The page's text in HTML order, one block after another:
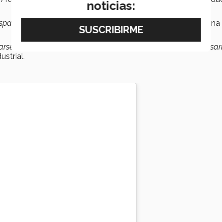
artístico con mensaje que trasciende”
, comentó Regina
de un espacio privado para volverlo público, para
noticias: